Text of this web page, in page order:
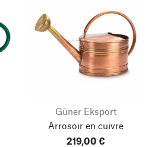
Güner Eksport
Arrosoir en cuivre
219,00 €